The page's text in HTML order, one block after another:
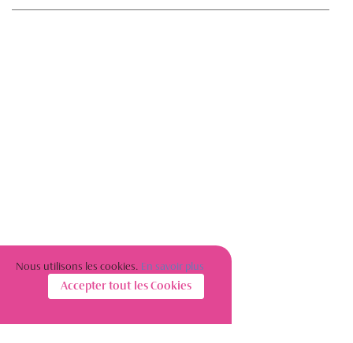
Nous utilisons les cookies. En savoir plus
Accepter tout les Cookies